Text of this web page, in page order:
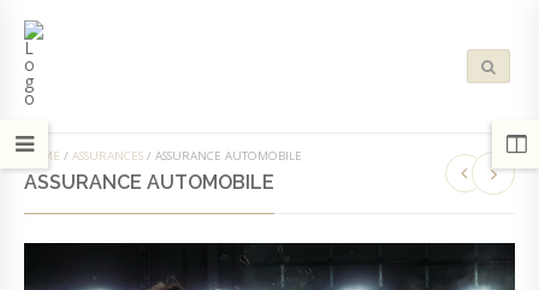
HOME / ASSURANCES / ASSURANCE AUTOMOBILE
ASSURANCE AUTOMOBILE